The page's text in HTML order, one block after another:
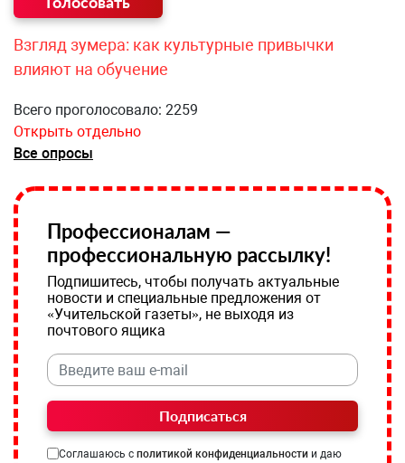
Взгляд зумера: как культурные привычки
влияют на обучение
Всего проголосовало: 2259
Открыть отдельно
Все опросы
Профессионалам —
профессиональную рассылку!
Подпишитесь, чтобы получать актуальные
новости и специальные предложения от
«Учительской газеты», не выходя из
почтового ящика
Подписаться
Соглашаюсь с политикой конфиденциальности и даю